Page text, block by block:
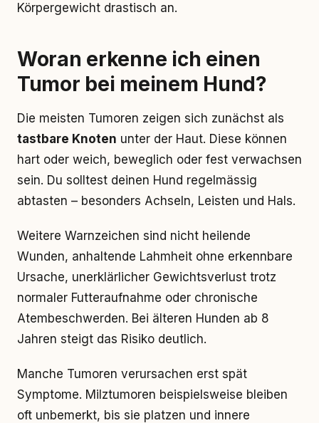
Körpergewicht drastisch an.
Woran erkenne ich einen
Tumor bei meinem Hund?
Die meisten Tumoren zeigen sich zunächst als
tastbare Knoten unter der Haut. Diese können
hart oder weich, beweglich oder fest verwachsen
sein. Du solltest deinen Hund regelmässig
abtasten – besonders Achseln, Leisten und Hals.
Weitere Warnzeichen sind nicht heilende
Wunden, anhaltende Lahmheit ohne erkennbare
Ursache, unerklärlicher Gewichtsverlust trotz
normaler Futteraufnahme oder chronische
Atembeschwerden. Bei älteren Hunden ab 8
Jahren steigt das Risiko deutlich.
Manche Tumoren verursachen erst spät
Symptome. Milztumoren beispielsweise bleiben
oft unbemerkt, bis sie platzen und innere